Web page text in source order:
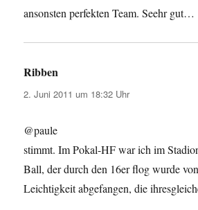
ansonsten perfekten Team. Seehr gut…
Ribben
2. Juni 2011 um 18:32 Uhr
@paule
stimmt. Im Pokal-HF war ich im
Ball, der durch den 16er flog wurde
Leichtigkeit abgefangen, die